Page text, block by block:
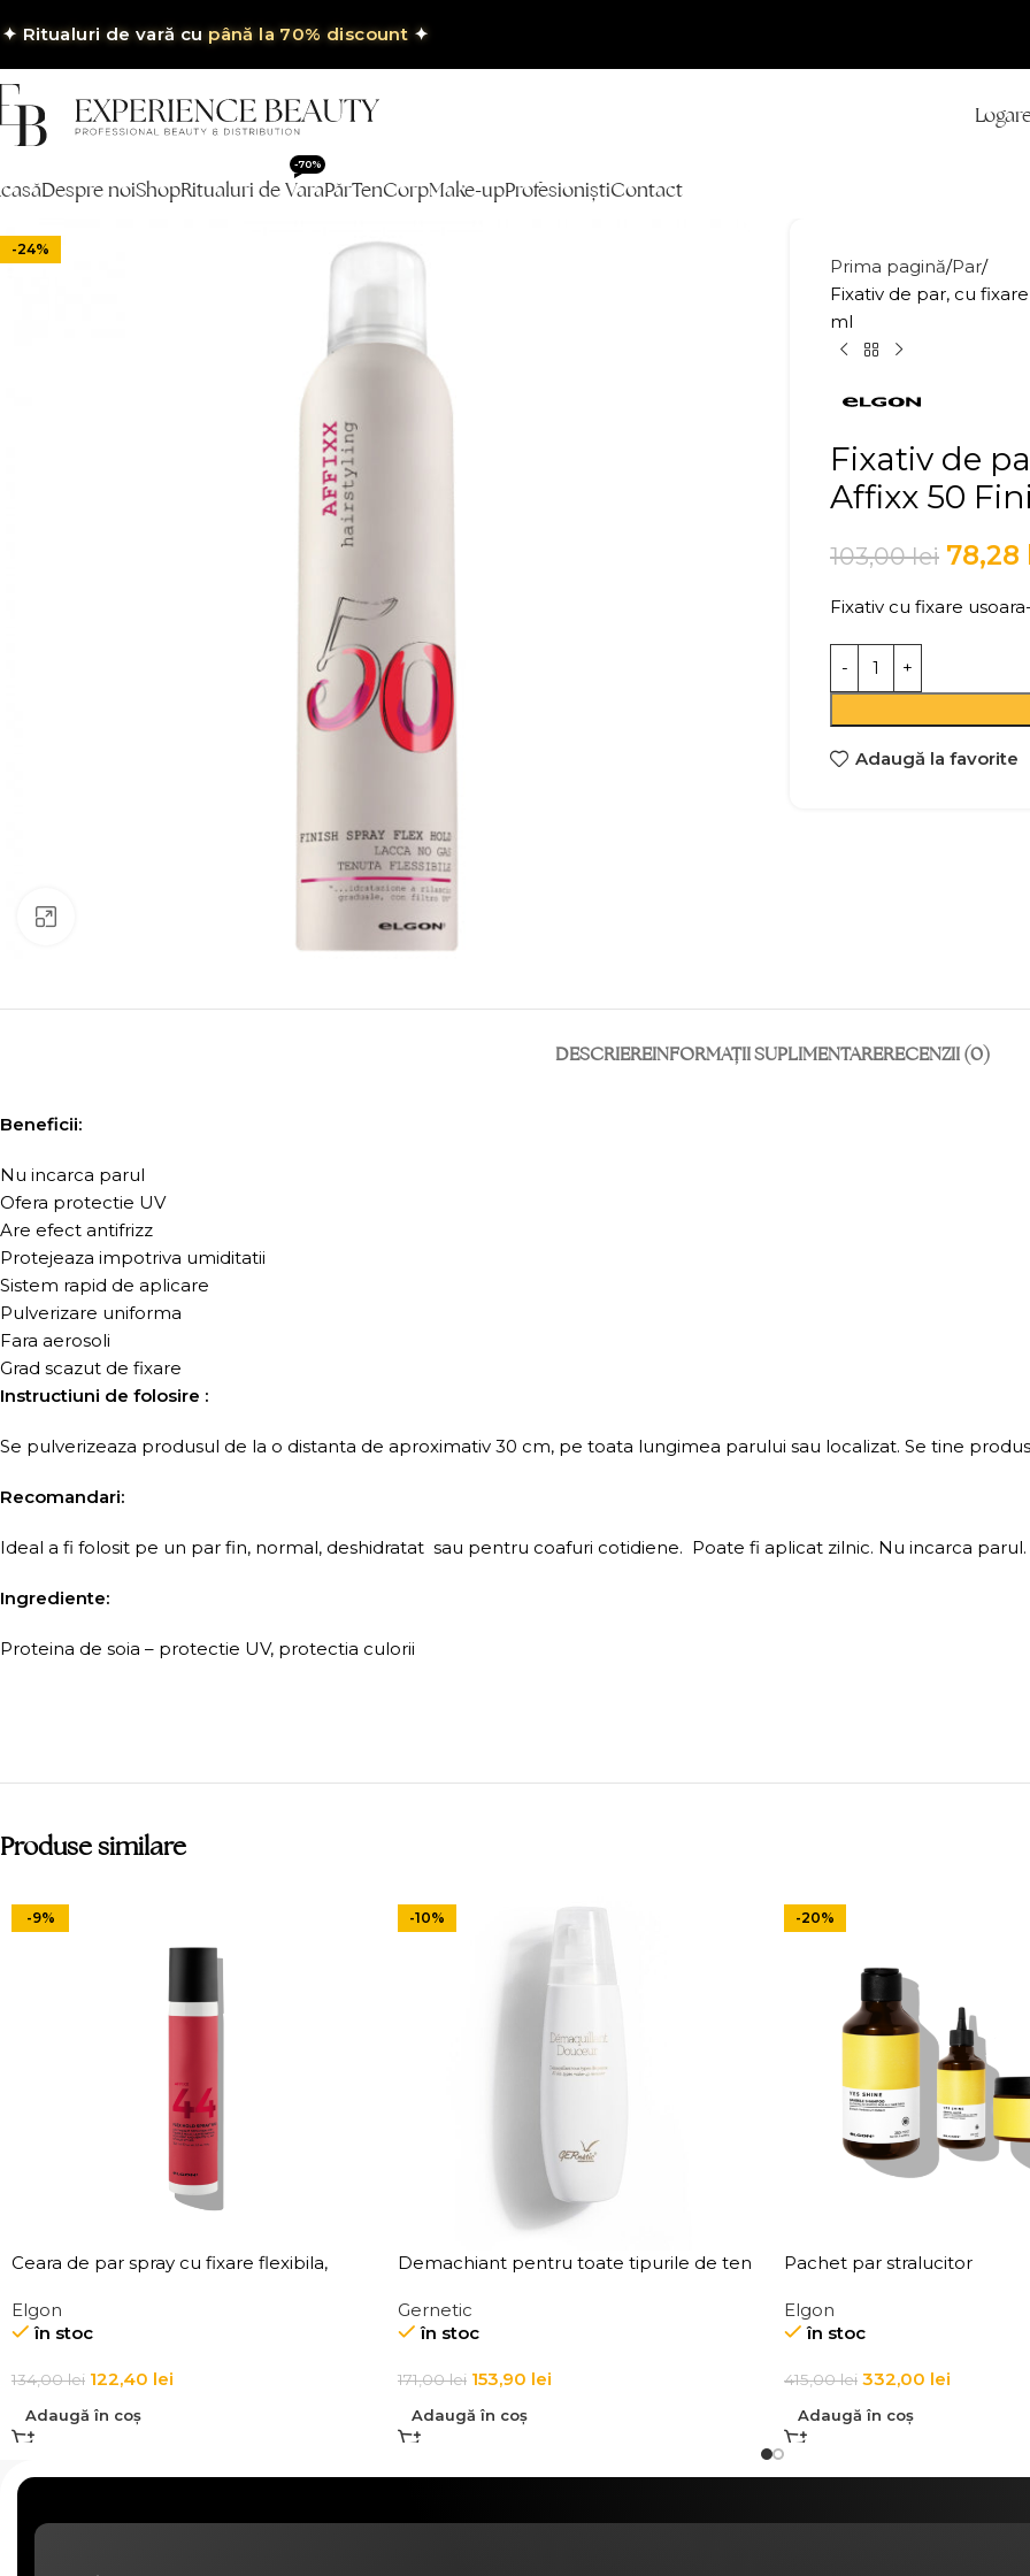
✦ Ritualuri de vară cupână la 70% discount ✦
Despre noiShopRitualuri de Vara
-70%
PărTenCorpMake-upProfesioniștiContact
-24%
Prima pagină Par
Fixativ de par, cu
ml
Fixativ de
Affixx 50
103,00lei 78,28
Fixativ cu fixare
Adaugă la favorite
DESCRIEREINFORMAȚII SUPLIMENTARERECENZII (0)
Beneficii:
Nu incarca parul
Ofera protectie UV
Are efect antifrizz
Protejeaza impotriva umiditatii
Sistem rapid de aplicare
Pulverizare uniforma
Fara aerosoli
Grad scazut de fixare
Instructiuni de folosire :
Se pulverizeaza produsul de la o distanta de aproximativ 30 cm, pe toata lungimea parului sau localizat. Se tine
Recomandari:
Ideal a fi folosit pe un par fin, normal, deshidratat sau pentru coafuri cotidiene. Poate fi aplicat zilnic. Nu incarca parul.
Ingrediente:
Proteina de soia – protectie UV, protectia culorii
Produse similare
-9%
Ceara de par spray cu fixare flexibila,
Elgon
în stoc
134,00lei 122,40 lei
Adaugă în coș
-10%
Demachiant pentru toate tipurile de ten
Make-Up Remover
Gernetic
în stoc
171,00lei 153,90 lei
Adaugă în coș
-20%
Pachet par stralucitor
Elgon
în stoc
415,00lei 332,00 lei
Adaugă în coș